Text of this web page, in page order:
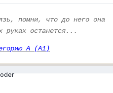
помни, что до него она
руках останется...
А (А1)